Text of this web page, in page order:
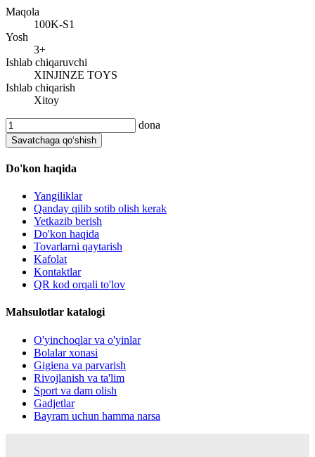
Maqola
100K-S1
Yosh
3+
Ishlab chiqaruvchi
XINJINZE TOYS
Ishlab chiqarish
Xitoy
dona
Savatchaga qo‘shish
Do'kon haqida
Yangiliklar
Qanday qilib sotib olish kerak
Yetkazib berish
Do'kon haqida
Tovarlarni qaytarish
Kafolat
Kontaktlar
QR kod orqali to'lov
Mahsulotlar katalogi
O'yinchoqlar va o'yinlar
Bolalar xonasi
Gigiena va parvarish
Rivojlanish va ta'lim
Sport va dam olish
Gadjetlar
Bayram uchun hamma narsa